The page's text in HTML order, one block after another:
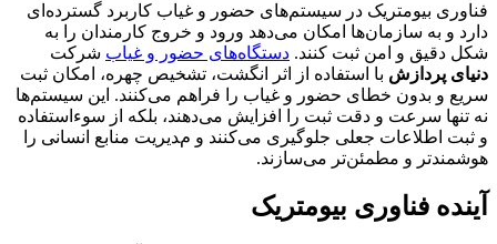
فناوری بیومتریک در سیستم‌های حضور و غیاب کاربرد گسترده‌ای
دارد و به سازمان‌ها امکان می‌دهد ورود و خروج کارمندان را به
شکل دقیق و امن ثبت کنند. دستگاه‌های حضور و غیاب شرکت
دنیای پردازش با استفاده از اثر انگشت، تشخیص چهره، امکان ثبت
سریع و بدون خطای حضور و غیاب را فراهم می‌کنند. این سیستم‌ها
نه تنها سرعت و دقت ثبت را افزایش می‌دهند، بلکه از سوءاستفاده
و ثبت اطلاعات جعلی جلوگیری می‌کنند و مدیریت منابع انسانی را
هوشمندتر و مطمئن‌تر می‌سازند.
آینده فناوری بیومتریک